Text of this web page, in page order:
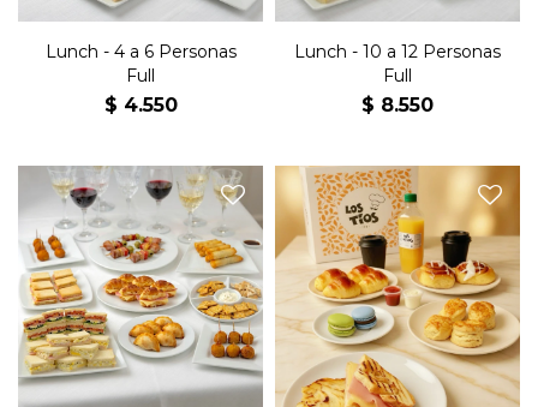
Lunch - 4 a 6 Personas
Full
$ 4.550
Lunch - 10 a 12 Personas
Full
$ 8.550
48 sándwiches jamón y
queso, 48 sándwiches
olímpicos, 48 sándwiches
surtidos, 32 jesuitas jamón y
queso, 32 medialunitas
jamón y queso, 32
empanaditas, 40 villaroi, 40
arrolladitos primavera, 40
mini brochettes, 2 snack
horneado x3 y 2 Kg de
masitas.
Contenido:
- 1 Tostado de Masa Madre de
Jamón y Queso.
- 4 Escones de Queso
- 2 Rolls de Canela
- 4 Medialunas de Manteca
- 1 Mermelada
- 1 Cream Cheese
- 2 Macarons
- 2 Café, Té o Capuchino
- 1 Jugo de Naranja Natural